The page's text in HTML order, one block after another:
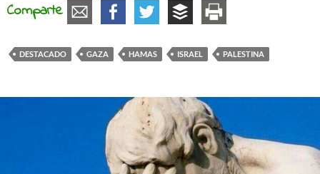
Comparte
DESTACADO GAZA HAMAS ISRAEL PALESTINA